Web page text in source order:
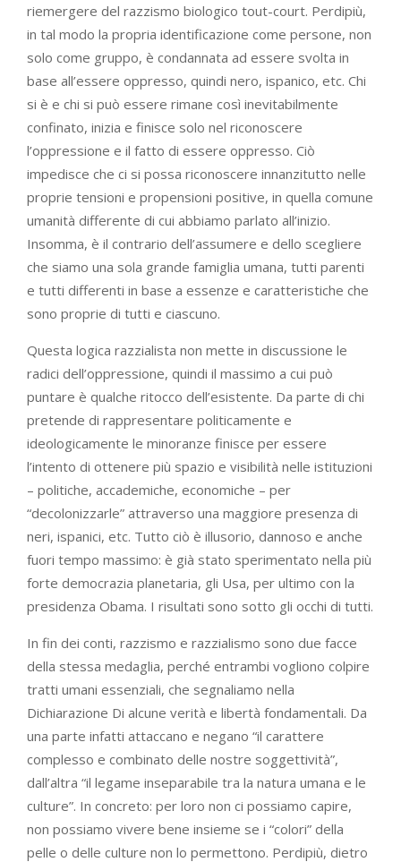
riemergere del razzismo biologico tout-court. Perdipiù,
in tal modo la propria identificazione come persone, non
solo come gruppo, è condannata ad essere svolta in
base all’essere oppresso, quindi nero, ispanico, etc. Chi
si è e chi si può essere rimane così inevitabilmente
confinato, inizia e finisce solo nel riconoscere
l’oppressione e il fatto di essere oppresso. Ciò
impedisce che ci si possa riconoscere innanzitutto nelle
proprie tensioni e propensioni positive, in quella comune
umanità differente di cui abbiamo parlato all’inizio.
Insomma, è il contrario dell’assumere e dello scegliere
che siamo una sola grande famiglia umana, tutti parenti
e tutti differenti in base a essenze e caratteristiche che
sono proprie di tutti e ciascuno.
Questa logica razzialista non mette in discussione le
radici dell’oppressione, quindi il massimo a cui può
puntare è qualche ritocco dell’esistente. Da parte di chi
pretende di rappresentare politicamente e
ideologicamente le minoranze finisce per essere
l’intento di ottenere più spazio e visibilità nelle istituzioni
– politiche, accademiche, economiche – per
“decolonizzarle” attraverso una maggiore presenza di
neri, ispanici, etc. Tutto ciò è illusorio, dannoso e anche
fuori tempo massimo: è già stato sperimentato nella più
forte democrazia planetaria, gli Usa, per ultimo con la
presidenza Obama. I risultati sono sotto gli occhi di tutti.
In fin dei conti, razzismo e razzialismo sono due facce
della stessa medaglia, perché entrambi vogliono colpire
tratti umani essenziali, che segnaliamo nella
Dichiarazione Di alcune verità e libertà fondamentali. Da
una parte infatti attaccano e negano “il carattere
complesso e combinato delle nostre soggettività”,
dall’altra “il legame inseparabile tra la natura umana e le
culture”. In concreto: per loro non ci possiamo capire,
non possiamo vivere bene insieme se i “colori” della
pelle o delle culture non lo permettono. Perdipiù, dietro